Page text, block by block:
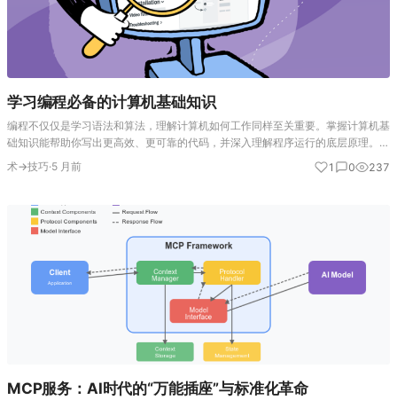
学习编程必备的计算机基础知识
编程不仅仅是学习语法和算法，理解计算机如何工作同样至关重要。掌握计算机基
础知识能帮助你写出更高效、更可靠的代码，并深入理解程序运行的底层原理。本
文系统梳理了学习编程需要了解的计算机核心知识。 计算机的组成：硬件与软件
的协同 计算机是一个复杂…
术→技巧·5 月前 1 0 237
MCP服务：AI时代的“万能插座”与标准化革命